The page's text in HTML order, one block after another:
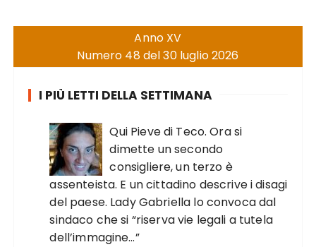
Anno XV
Numero 48 del 30 luglio 2026
I PIÙ LETTI DELLA SETTIMANA
Qui Pieve di Teco. Ora si
dimette un secondo
consigliere, un terzo è
assenteista. E un cittadino descrive i disagi
del paese. Lady Gabriella lo convoca dal
sindaco che si “riserva vie legali a tutela
dell’immagine…”